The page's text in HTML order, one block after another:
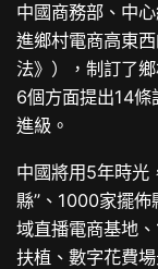
中國商務部、中
進鄉村電商高東
法》），制訂了
6個方面提出14條
進級。
中國將用5年時光
縣”、1000家擺
域直播電商基地
扶植、數字花費